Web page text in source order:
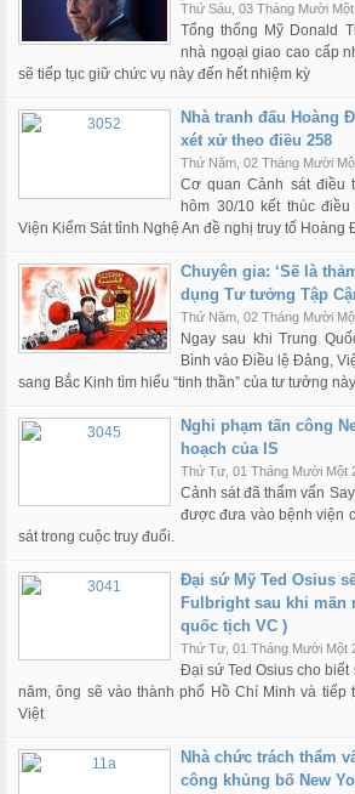
Thứ Sáu, 03 Tháng Mười
Tổng thống Mỹ Donald
nhà ngoại giao cao cấp
sẽ tiếp tục giữ chức vụ này đến hết nhiệm kỳ
Nhà tranh đấu Hoàng
xét xử theo điều 258
Thứ Năm, 02 Tháng Mười
Cơ quan Cảnh sát điều
hôm 30/10 kết thúc
Viện Kiểm Sát tỉnh Nghệ An đề nghị truy tố Hoàng
Chuyên gia: ‘Sẽ là
dụng Tư tưởng Tập
Thứ Năm, 02 Tháng Mười
Ngay sau khi Trung
Bình vào Điều lệ Đảng,
sang Bắc Kinh tìm hiểu “tinh thần” của tư tưởng này
Nghi phạm tấn công
hoạch của IS
Thứ Tư, 01 Tháng Mười Một
Cảnh sát đã thẩm vấn
được đưa vào bệnh viện
sát trong cuộc truy đuổi.
Đại sứ Mỹ Ted Osius
Fulbright sau khi mãn
quốc tịch VC )
Thứ Tư, 01 Tháng Mười Một
Đại sứ Ted Osius cho biết
năm, ông sẽ vào thành phố Hồ Chí Minh và tiếp
Việt
Nhà chức trách thẩm
công khủng bố New